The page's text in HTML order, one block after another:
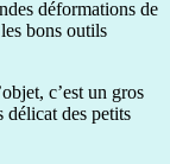
déformations de
bons outils
c’est un gros
délicat des petits